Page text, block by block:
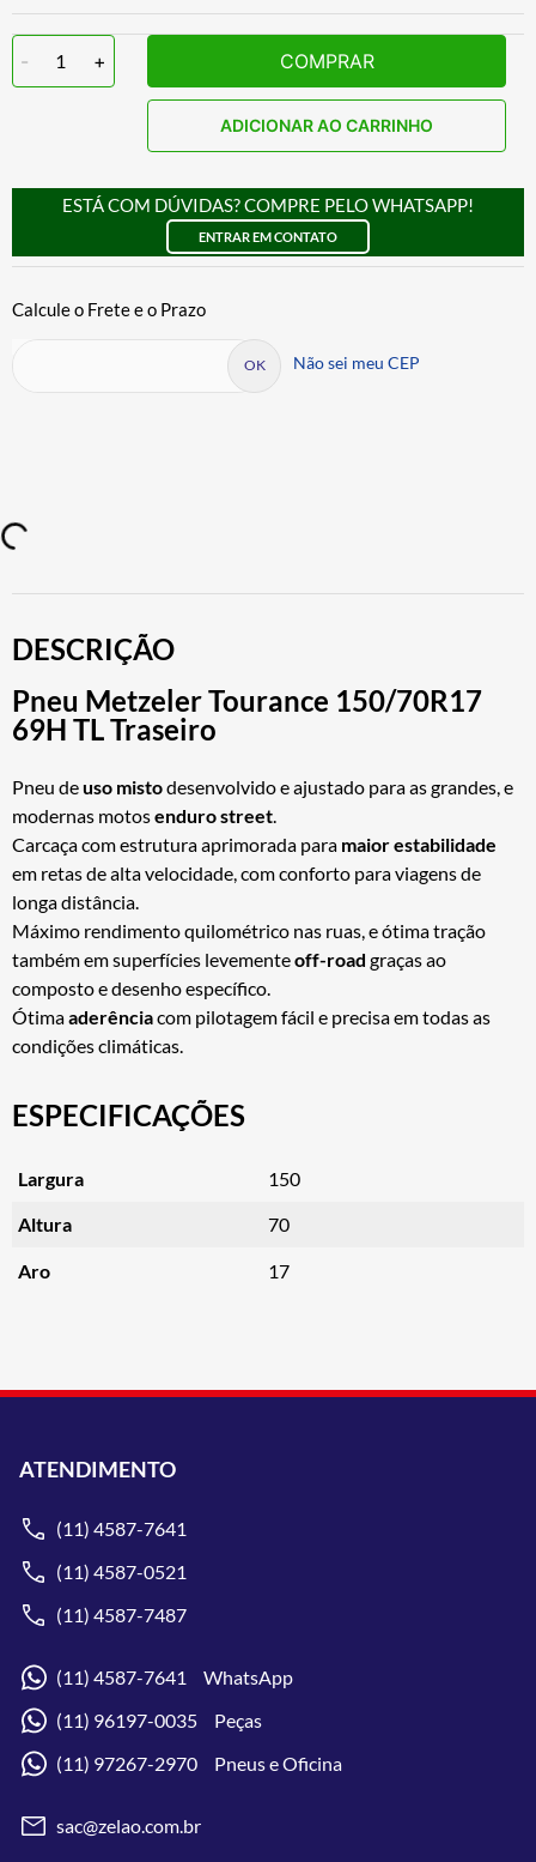
- 1 + COMPRAR
ADICIONAR AO CARRINHO
ESTÁ COM DÚVIDAS? COMPRE PELO WHATSAPP!
ENTRAR EM CONTATO
Não sei meu CEP
DESCRIÇÃO
Pneu Metzeler Tourance 150/70R17
69H TL Traseiro
Pneu deuso mistodesenvolvido e ajustado para as grandes, e
modernas motosenduro street
Carcaça com estrutura aprimorada para maior estabilidade
em retas de alta velocidade, com conforto para viagens de
longa distância.
Máximo rendimento quilométrico nas ruas, e ótima tração
também em superfícies levementeoff-road graças ao
composto e desenho específico.
Ótimaaderênciacom pilotagem fácil e precisa em todas as
condições climáticas.
ESPECIFICAÇÕES
Largura 150
Altura 70
Aro 17
ATENDIMENTO
(11) 4587-7641
(11) 4587-0521
(11) 4587-7487
(11) 4587-7641 WhatsApp
(11) 96197-0035 Peças
(11) 97267-2970 Pneus e Oficina
sac@zelao.com.br